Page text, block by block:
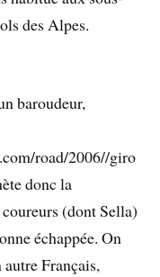
des Alpes.
baroudeur,
road/2006//giro
donc la
(dont Sella)
échappée. On
Français,